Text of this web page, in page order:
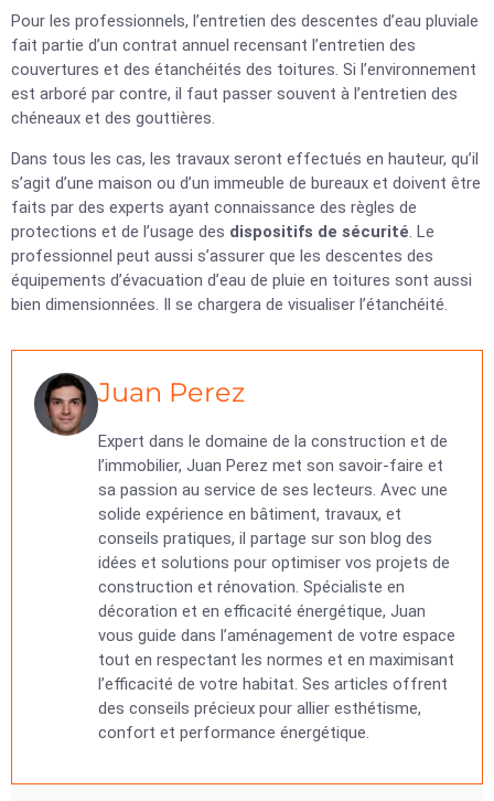
Pour les professionnels, l’entretien des descentes d’eau pluviale
fait partie d’un contrat annuel recensant l’entretien des
couvertures et des étanchéités des toitures. Si l’environnement
est arboré par contre, il faut passer souvent à l’entretien des
chéneaux et des gouttières.
Dans tous les cas, les travaux seront effectués en hauteur, qu’il
s’agit d’une maison ou d’un immeuble de bureaux et doivent être
faits par des experts ayant connaissance des règles de
protections et de l’usage des dispositifs de sécurité. Le
professionnel peut aussi s’assurer que les descentes des
équipements d’évacuation d’eau de pluie en toitures sont aussi
bien dimensionnées. Il se chargera de visualiser l’étanchéité.
Juan Perez
Expert dans le domaine de la construction et de
l’immobilier, Juan Perez met son savoir-faire et
sa passion au service de ses lecteurs. Avec une
solide expérience en bâtiment, travaux, et
conseils pratiques, il partage sur son blog des
idées et solutions pour optimiser vos projets de
construction et rénovation. Spécialiste en
décoration et en efficacité énergétique, Juan
vous guide dans l’aménagement de votre espace
tout en respectant les normes et en maximisant
l’efficacité de votre habitat. Ses articles offrent
des conseils précieux pour allier esthétisme,
confort et performance énergétique.